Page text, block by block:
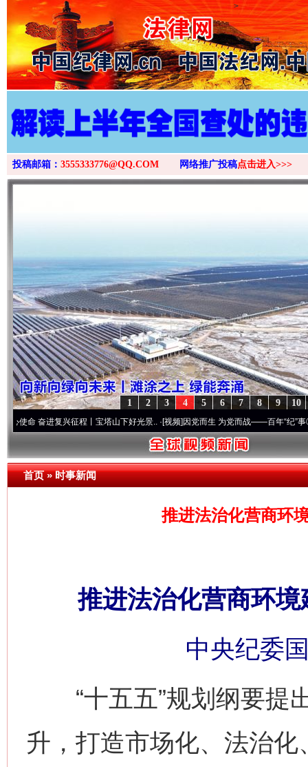
>
投稿邮箱： 3555333776@QQ.COM 网络推广投稿点击进入>>>
10
9
8
7
6
5
4
3
2
1
进复兴征程丨宝塔山下好光景..·[视频]因党而生 为党而战——百年“纪”事⑧加强纪
首页»时事新闻
推进法治化营商环
推进法治化营商环
中央纪委
“十五五”规划纲要提
升，打造市场化、法治